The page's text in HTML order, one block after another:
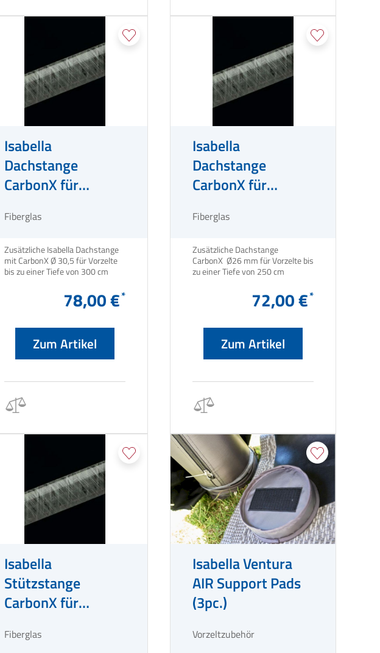
Isabella
Dachstange
CarbonX für
Fiberglas
Zusätzliche Isabella Dachstange
mit CarbonX Ø 30,5 für Vorzelte
78,00 €
Zum Artikel
Isabella
Dachstange
CarbonX für
Fiberglas
Zusätzliche Dachstange
CarbonX Ø26 mm für Vorzelte bis
72,00 €
Zum Artikel
Isabella
Stützstange
CarbonX für
Fiberglas
Isabella Ventura
AIR Support Pads
(3pc.)
Vorzeltzubehör